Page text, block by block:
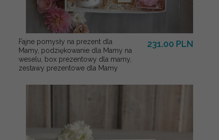
Fajne pomysły na prezent dla
Mamy, podziękowanie dla Mamy na
weselu, box prezentowy dla mamy,
zestawy prezentowe dla Mamy
231.00 PLN